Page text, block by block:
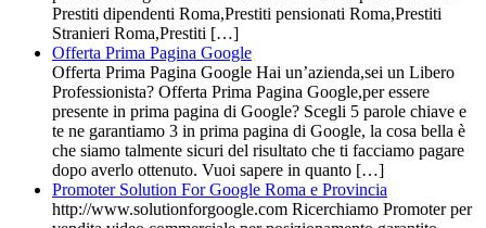
Prestiti dipendenti Roma,Prestiti pensionati Roma,Prestiti
Stranieri Roma,Prestiti […]
Offerta Prima Pagina Google
Offerta Prima Pagina Google Hai un’azienda,sei un Libero
Professionista? Offerta Prima Pagina Google,per essere
presente in prima pagina di Google? Scegli 5 parole chiave e
te ne garantiamo 3 in prima pagina di Google, la cosa bella è
che siamo talmente sicuri del risultato che ti facciamo pagare
dopo averlo ottenuto. Vuoi sapere in quanto […]
Promoter Solution For Google Roma e Provincia
http://www.solutionforgoogle.com Ricerchiamo Promoter per